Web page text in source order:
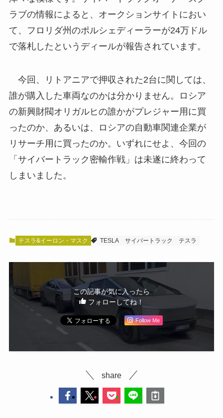
ラブの情報によると、オークションサイトにおい
て、フロリダ州のポルシェディーラーが24万ドル
で落札したというディールが報告されています。
今回、リトアニアで押収された2台に関しては、
誰が購入した車両なのかは分かりません。ロシア
の新興財閥オリガルヒの誰かがプレジャー用に買
ったのか、あるいは、ロシアの自動車関連企業が
リサーチ用に買ったのか。いずれにせよ、今回の
「サイバートラック密輸作戦」は未遂に終わって
しまいました。
テスラ&イーロン・マスク TESLA サイバートラック テスラ
この記事が気に入ったら
フォローしてね！
Follow Me
share